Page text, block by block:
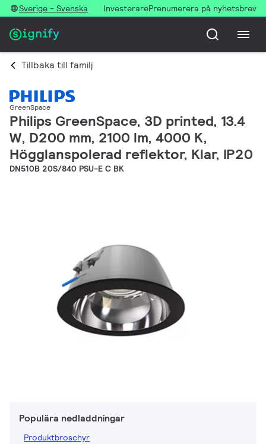
Sverige - Svenska InvesterarePrenumerera på nyhetsbrev
Tillbaka till familj
GreenSpace
Philips GreenSpace, 3D printed, 13.4
W, D200 mm, 2100 lm, 4000 K,
Högglanspolerad reflektor, Klar, IP20
DN510B 20S/840 PSU-E C BK
Populära nedladdningar
Produktbroschyr